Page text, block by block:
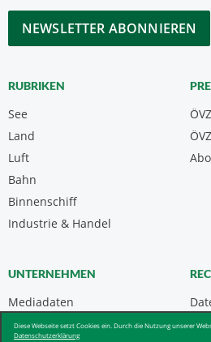
Diese Webseite setzt Cookies ein. Durch die Nutzung unserer
Datenschutzerklärung
*
CAPTCHA
RUBRIKEN
See
Land
Luft
Bahn
Binnenschiff
Industrie & Handel
UNTERNEHMEN
Mediadaten
Kontakt